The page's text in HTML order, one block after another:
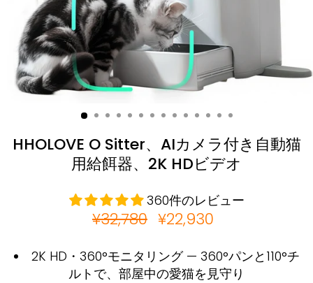
HHOLOVE O Sitter、AIカメラ付き自動猫
用給餌器、2K HDビデオ
360件のレビュー
通
価
格
¥32,780 販
価
格
¥22,930
2K HD・360°モニタリング — 360°パンと110°チ
ルトで、部屋中の愛猫を見守り